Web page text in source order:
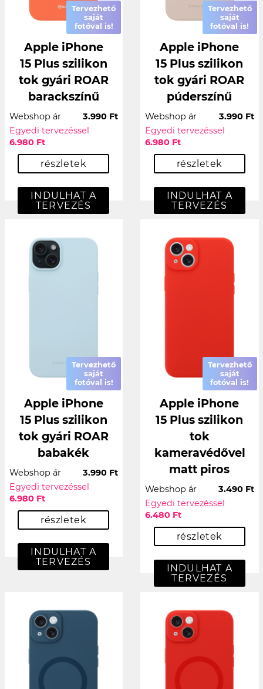
Tervezhető
saját
fotóval is!
Apple iPhone
15 Plus szilikon
tok gyári ROAR
barackszínű
Webshop ár
3.990 Ft
Egyedi tervezéssel
6.980 Ft
részletek
INDULHAT A
TERVEZÉS
Tervezhető
saját
fotóval is!
Apple iPhone
15 Plus szilikon
tok gyári ROAR
púderszínű
Webshop ár
3.990 Ft
Egyedi tervezéssel
6.980 Ft
részletek
INDULHAT A
TERVEZÉS
Tervezhető
saját
fotóval is!
Apple iPhone
15 Plus szilikon
tok gyári ROAR
babakék
Webshop ár
3.990 Ft
Egyedi tervezéssel
6.980 Ft
részletek
INDULHAT A
TERVEZÉS
Tervezhető
saját
fotóval is!
Apple iPhone
15 Plus szilikon
tok
kameravédővel
matt piros
Webshop ár
3.490 Ft
Egyedi tervezéssel
6.480 Ft
részletek
INDULHAT A
TERVEZÉS